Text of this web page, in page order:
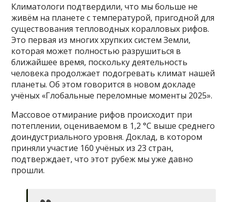
Климатологи подтвердили, что мы больше не
живём на планете с температурой, пригодной для
существования тепловодных коралловых рифов.
Это первая из многих хрупких систем Земли,
которая может полностью разрушиться в
ближайшее время, поскольку деятельность
человека продолжает подогревать климат нашей
планеты. Об этом говорится в новом докладе
учёных «Глобальные переломные моменты 2025».
Массовое отмирание рифов происходит при
потеплении, оцениваемом в 1,2 °C выше среднего
доиндустриального уровня. Доклад, в котором
приняли участие 160 учёных из 23 стран,
подтверждает, что этот рубеж мы уже давно
прошли.